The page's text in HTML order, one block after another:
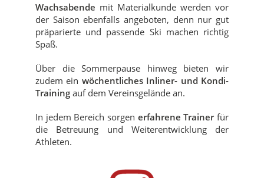
Wachsabende mit Materialkunde werden vor
der Saison ebenfalls angeboten, denn nur gut
präparierte und passende Ski machen richtig
Spaß.
Über die Sommerpause hinweg bieten wir
zudem ein wöchentliches Inliner- und Kondi-
Training auf dem Vereinsgelände an.
In jedem Bereich sorgen erfahrene Trainerfür
die Betreuung und Weiterentwicklung der
Athleten.